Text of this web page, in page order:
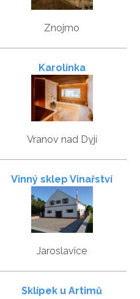
Znojmo
Karolínka
Vranov nad Dyjí
Vinný sklep Vinařství
Pekárek
Jaroslavice
Sklípek u Artimů